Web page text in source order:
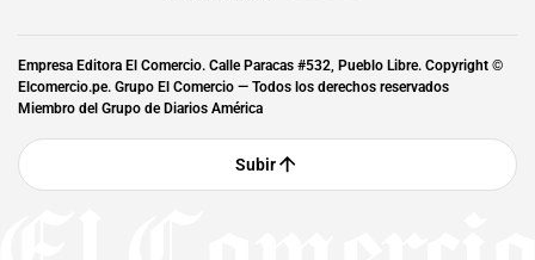
Empresa Editora El Comercio. Calle Paracas #532, Pueblo Libre. Copyright ©
Elcomercio.pe. Grupo El Comercio — Todos los derechos reservados
Miembro del Grupo de Diarios América
Subir